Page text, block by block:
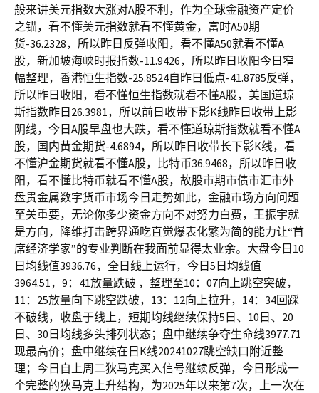
般来讲美元指数大涨对A股不利，作为全球金融资产定价
之锚，看不懂美元指数就看不懂黄金，富时A50期
货-36.2328，所以昨日反弹收阳，看不懂A50就看不懂A
股，新加坡海峡时报指数-11.9426，所以昨日收阳今日窄
幅整理，香港恒生指数-25.8524自昨日低点-41.8785反弹，
所以昨日收阳，看不懂恒生指数就看不懂A股，美国道琼
斯指数昨日26.3981，所以前日收带下影K线昨日收带上影
阴线，今日A股早盘也大跌，看不懂道琼斯指数就看不懂A
股，国内黄金期货-4.6894，所以昨日收带长下影K线，看
不懂沪金期货就看不懂A股，比特币36.9468，所以昨日收
阳，看不懂比特币就看不懂A股，故股市期市债市汇市外
盘贵金属数字货币市场今日走势如此，金融市场方向问题
至关重要，无论你多少资金方向不对努力白费，王振宇就
是方向，降维打击跨界通吃直觉爆表化繁为简的能力让“首
席经济学家”的专业判断在我面前显得太业余。大盘今日10
日均线值3936.76，全日线上运行，今日5日均线值
3964.51，9：41放量跌破 ，整理至10：07向上跳空突破，
11：25放量向下跳空跌破，13：12向上拉升，14：34回踩
不破线，收盘于线上，短期均线继续保持5日、10日、20
日、30日均线多头排列状态；盘中继续争夺生命线3977.71
现最高价；盘中继续在日K线20241027跳空缺口附近整
理；今日自上周二狄马克买入信号继续反弹，今日形成一
个完整的狄马克上升结构，为2025年以来第7次，上一次在